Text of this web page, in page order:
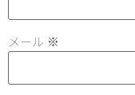
メール ※